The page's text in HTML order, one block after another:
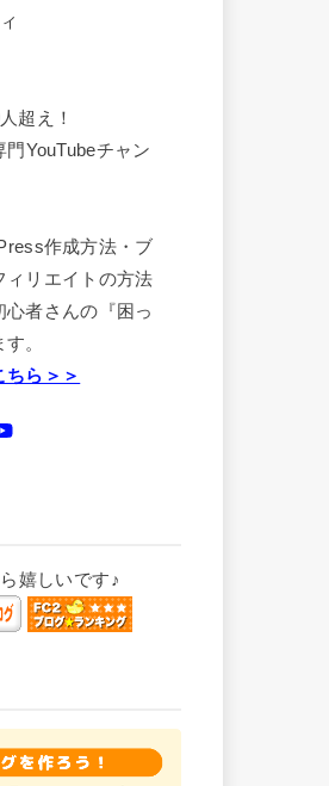
超え！
YouTubeチャン
作成方法・ブ
ィリエイトの方法
者さんの『困っ
。
ちら＞＞
嬉しいです♪